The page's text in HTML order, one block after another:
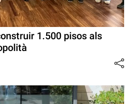
1.500 pisos als